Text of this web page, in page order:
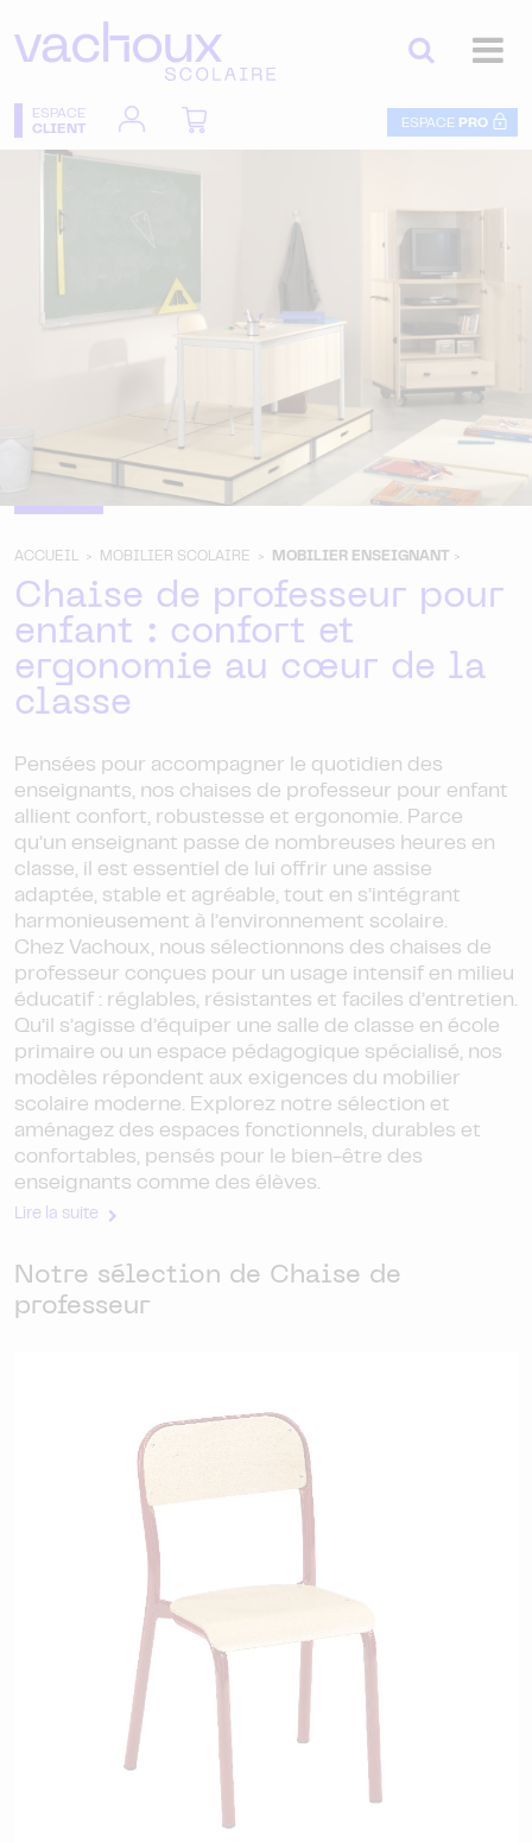
ESPACE
CLIENT
ESPACE PRO
ACCUEIL > MOBILIER SCOLAIRE > MOBILIER ENSEIGNANT >
Chaise de professeur pour
enfant : confort et
ergonomie au cœur de la
classe
Pensées pour accompagner le quotidien des
enseignants, nos chaises de professeur pour enfant
allient confort, robustesse et ergonomie. Parce
qu’un enseignant passe de nombreuses heures en
classe, il est essentiel de lui offrir une assise
adaptée, stable et agréable, tout en s’intégrant
harmonieusement à l’environnement scolaire.
Chez Vachoux, nous sélectionnons des chaises de
professeur conçues pour un usage intensif en milieu
éducatif : réglables, résistantes et faciles d’entretien.
Qu’il s’agisse d’équiper une salle de classe en école
primaire ou un espace pédagogique spécialisé, nos
modèles répondent aux exigences du mobilier
scolaire moderne. Explorez notre sélection et
aménagez des espaces fonctionnels, durables et
confortables, pensés pour le bien-être des
enseignants comme des élèves.
Lire la suite
Notre sélection de Chaise de
professeur